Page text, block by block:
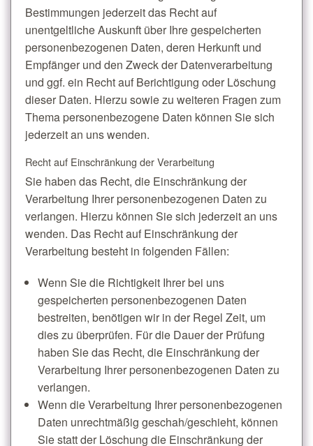
Bestimmungen jederzeit das Recht auf
unentgeltliche Auskunft über Ihre gespeicherten
personenbezogenen Daten, deren Herkunft und
Empfänger und den Zweck der Datenverarbeitung
und ggf. ein Recht auf Berichtigung oder Löschung
dieser Daten. Hierzu sowie zu weiteren Fragen zum
Thema personenbezogene Daten können Sie sich
jederzeit an uns wenden.
Recht auf Einschränkung der Verarbeitung
Sie haben das Recht, die Einschränkung der
Verarbeitung Ihrer personenbezogenen Daten zu
verlangen. Hierzu können Sie sich jederzeit an uns
wenden. Das Recht auf Einschränkung der
Verarbeitung besteht in folgenden Fällen:
Wenn Sie die Richtigkeit Ihrer bei uns
gespeicherten personenbezogenen Daten
bestreiten, benötigen wir in der Regel Zeit, um
dies zu überprüfen. Für die Dauer der Prüfung
haben Sie das Recht, die Einschränkung der
Verarbeitung Ihrer personenbezogenen Daten zu
verlangen.
Wenn die Verarbeitung Ihrer personenbezogenen
Daten unrechtmäßig geschah/geschieht, können
Sie statt der Löschung die Einschränkung der